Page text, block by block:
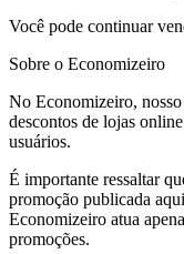
Você pode continuar
Sobre o Economizeiro
No Economizeiro,
descontos de lojas
usuários.
É importante ressaltar
promoção publicada
Economizeiro atua
promoções.